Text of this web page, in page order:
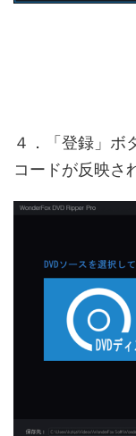
４．「登録」ボ
コードが反映さ